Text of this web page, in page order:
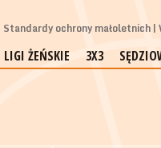
Standardy ochrony małoletnich
LIGI ŻEŃSKIE 3X3